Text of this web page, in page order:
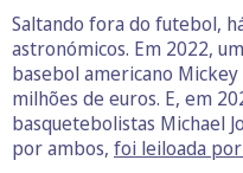
Saltando fora do futebol,
astronómicos. Em 2022,
basebol americano
milhões de euros. E, em
basquetebolistas Michael
por ambos, foi leiloada